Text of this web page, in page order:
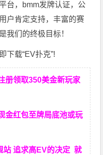
台，bmm发牌认证，公
户肯定支持，丰富的赛
我们的终极目标！
下载“EV扑克”!
册领取350美金新玩家
金红包至牌局底池或玩
站 追求高EV的决定就